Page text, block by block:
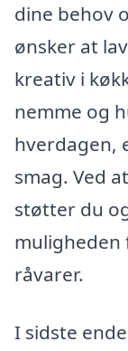
dine behov
ønsker at
kreativ i
nemme og
hverdagen,
smag. Ved
støtter du
muligheden
råvarer.
I sidste